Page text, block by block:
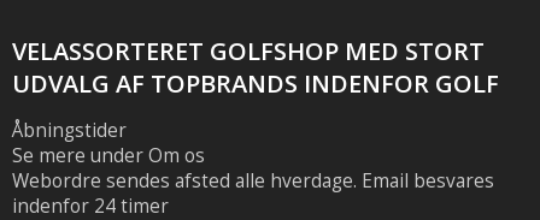
VELASSORTERET GOLFSHOP MED STORT
UDVALG AF TOPBRANDS INDENFOR GOLF
Åbningstider
Se mere under Om os
Webordre sendes afsted alle hverdage. Email besvares
indenfor 24 timer